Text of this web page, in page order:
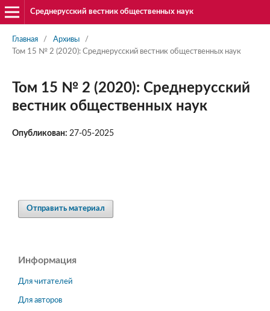
Среднерусский вестник общественных наук
Главная / Архивы
/
Том 15 № 2 (2020): Среднерусский вестник общественных наук
Том 15 № 2 (2020): Среднерусский
вестник общественных наук
Опубликован: 27-05-2025
Отправить материал
Информация
Для читателей
Для авторов